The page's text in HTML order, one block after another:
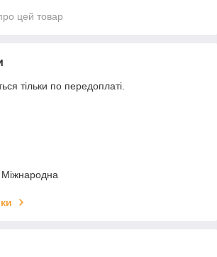
цей товар
тільки по передоплаті.
Міжнародна